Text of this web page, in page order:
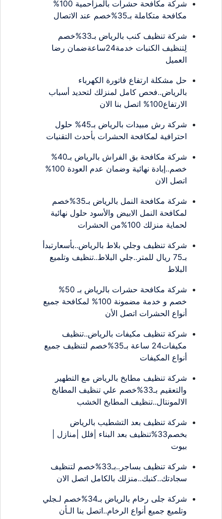
شركة مكافحة حشرات بالمزاحمية 100%
مكافحة متكاملة بـ35%خصم عند الاتصال
شركة تنظيف كنب بالرياض بـ33%خصم
لِتنظيف الكنبات خدمة24ساعةضمان رضا
العميل
حل مشكلة ارتفاع فاتورة الكهرباء
بالرياض..فحص كامل لمنزلك لتحديد أسباب
الارتفاع100% اتصل بنا الان
شركة رش مبيدات بالرياض بـ45% حلول
احترافية لمكافحة الحشرات بأحدث التقنيات
شركة مكافحة بق الفراش بالرياض بـ40%
خصم..إبادة نهائية وضمان عدم العودة 100%
اتصل الان
شركة مكافحة النمل بالرياض بـ35%خصم
لمكافحة النمل الابيض والأسود حلول نهائية
لحماية منزلك 100%من الحشرات
شركة تنظيف وجلي بلاط بالرياض..بأسعارتبدأ
بـ75 ريال للمتر..جلي البلاط..تنظيف وتلميع
البلاط
شركة مكافحة حشرات بالرياض بـ 50%
خصم و خدمة مضمونة 100% لمكافحة جميع
أنواع الحشرات اتصل الأن
شركة تنظيف مكيفات بالرياض..تنظيف
مكيفات24 ساعة بـ35%خصم لتنظيف جميع
أنواع المكيفات
شركة تنظيف مطابخ بالرياض مع التطهير
والتعقيم بـ33%خصم علي تنظيف المطابخ
الالمونتال..تنظيف المطابخ الخشب
شركة تنظيف بعد التشطيب بالرياض
بخصم33%تنظيف بعد البناء |فلل |منازل |
بيوت
شركة تنظيف بساجر..بـ33%خصم لتنظيف
سجادتك..كنبك..منزلك بالكامل اتصل الان
شركة جلى رخام بالرياض بـ34%خصم لـجلي
وتلميع جميع أنواع الرخام..اتصل بنا الـأن